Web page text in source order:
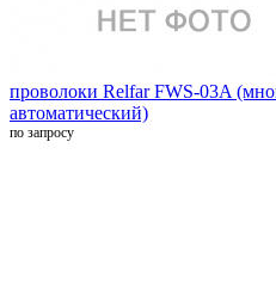
проволоки Relfar FWS-03A
автоматический)
по запросу